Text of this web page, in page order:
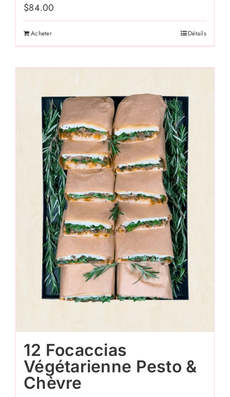
$84.00
Acheter Détails
12 Focaccias
Végétarienne Pesto &
Chèvre